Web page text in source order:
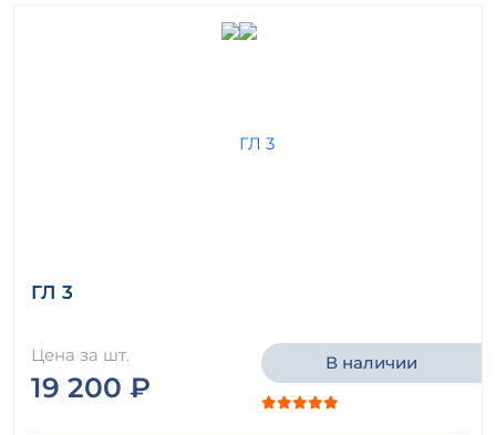
ГЛ 3
Цена за шт.
19 200 ₽
В наличии